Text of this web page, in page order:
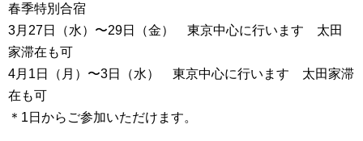
春季特別合宿
3月27日（水）〜29日（金） 東京中心に行います 太田
家滞在も可
4月1日（月）〜3日（水） 東京中心に行います 太田家滞
在も可
＊1日からご参加いただけます。